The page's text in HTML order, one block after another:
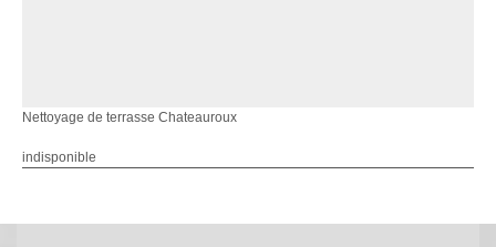
Nettoyage de terrasse Chateauroux
indisponible